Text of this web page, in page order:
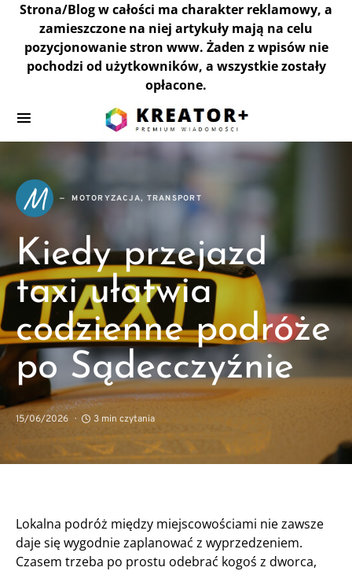
Strona/Blog w całości ma charakter reklamowy, a
zamieszczone na niej artykuły mają na celu
pozycjonowanie stron www. Żaden z wpisów nie
pochodzi od użytkowników, a wszystkie zostały
opłacone.
M MOTORYZACJA, TRANSPORT
Kiedy przejazd
taxi ułatwia
codzienne podróże
po Sądecczyźnie
15/06/2026 3 min czytania
Lokalna podróż między miejscowościami nie zawsze
daje się wygodnie zaplanować z wyprzedzeniem.
Czasem trzeba po prostu odebrać kogoś z dworca,